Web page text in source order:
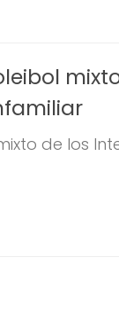
de los